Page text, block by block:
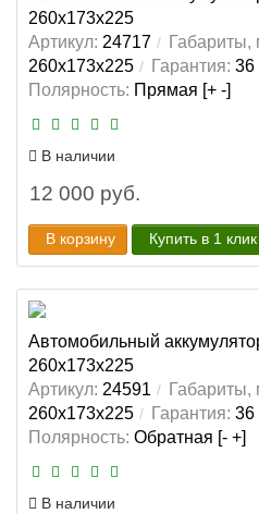
260x173x225
Артикул: 24717
260x173x225
Гарантия: 36
Полярность: Прямая [+ -]
В наличии
12 000 руб.
В корзину Купить в 1 клик
Автомобильный
260x173x225
Артикул: 24591
260x173x225
Гарантия: 36
Полярность: Обратная [- +]
В наличии